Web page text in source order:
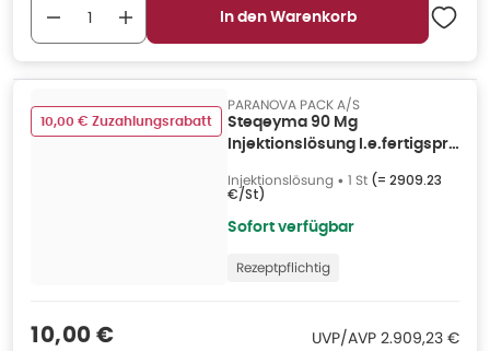
In den Warenkorb
10,00 € Zuzahlungsrabatt
PARANOVA PACK A/S
Steqeyma 90 Mg
Injektionslösung I.e.fertigspr.
Injektionslösung • 1 St (= 2909.23
€/St)
Sofort verfügbar
Rezeptpflichtig
Verkaufspreis
10,00 € UVP/AVP UVP/AVP
2.909,23 €